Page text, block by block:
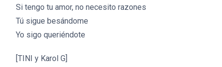
Si tengo tu amor, no necesito razones
Tú sigue besándome
Yo sigo queriéndote
[TINI y Karol G]